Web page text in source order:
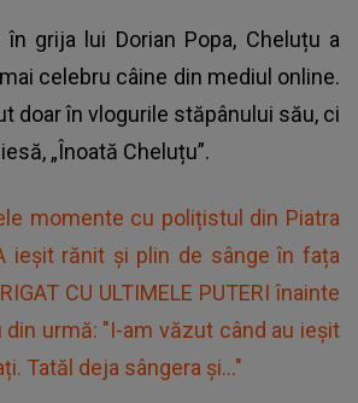
grija lui Dorian Popa, Cheluțu a
celebru câine din mediul online.
doar în vlogurile stăpânului său, ci
„Înoată Cheluțu”.
momente cu polițistul din Piatra
ieșit rănit și plin de sânge în fața
CU ULTIMELE PUTERI înainte
urmă: "I-am văzut când au ieșit
Tatăl deja sângera și..."